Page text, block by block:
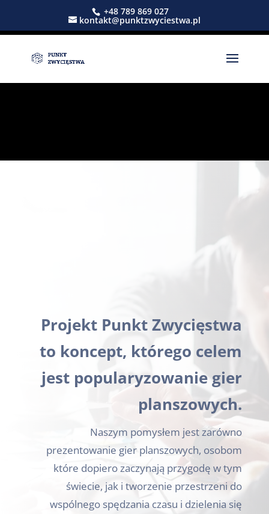
+48 789 869 027
kontakt@punktzwyciestwa.pl
Z PASJĄ DO
PLANSZÓWEK
Projekt Punkt Zwycięstwa
to koncept, którego celem
jest popularyzowanie gier
planszowych.
Naszym pomysłem jest zarówno
prezentowanie gier planszowych, osobom
które dopiero zaczynają przygodę w tym
świecie, jak i tworzenie przestrzeni do
wspólnego spędzania czasu i dzielenia się